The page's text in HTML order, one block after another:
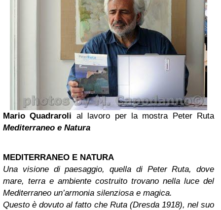
Mario Quadraroli al lavoro per la mostra Peter Ruta
Mediterraneo e Natura
MEDITERRANEO E NATURA
Una visione di paesaggio, quella di Peter Ruta, dove
mare, terra e ambiente costruito trovano nella luce del
Mediterraneo un’armonia silenziosa e magica.
Questo è dovuto al fatto che Ruta (Dresda 1918), nel suo